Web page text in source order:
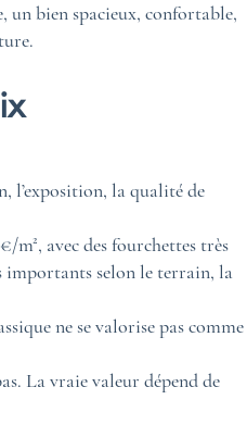
un bien spacieux, confortable,
l’exposition, la qualité de
avec des fourchettes très
importants selon le terrain, la
ne se valorise pas comme
La vraie valeur dépend de